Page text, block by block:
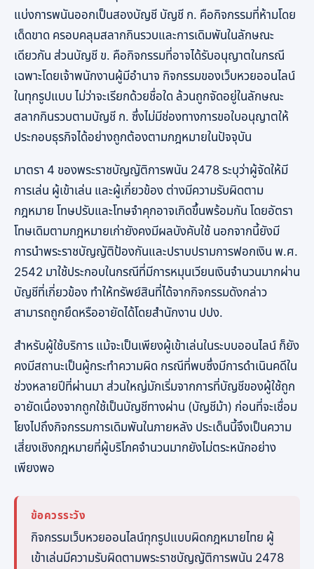
แบ่งการพนันออกเป็นสองบัญชี บัญชี ก. คือกิจกรรมที่ห้ามโดย
เด็ดขาด ครอบคลุมสลากกินรวบและการเดิมพันในลักษณะ
เดียวกัน ส่วนบัญชี ข. คือกิจกรรมที่อาจได้รับอนุญาตในกรณี
เฉพาะโดยเจ้าพนักงานผู้มีอำนาจ กิจกรรมของเว็บหวยออนไลน์
ในทุกรูปแบบ ไม่ว่าจะเรียกด้วยชื่อใด ล้วนถูกจัดอยู่ในลักษณะ
สลากกินรวบตามบัญชี ก. ซึ่งไม่มีช่องทางการขอใบอนุญาตให้
ประกอบธุรกิจได้อย่างถูกต้องตามกฎหมายในปัจจุบัน
มาตรา 4 ของพระราชบัญญัติการพนัน 2478 ระบุว่าผู้จัดให้มี
การเล่น ผู้เข้าเล่น และผู้เกี่ยวข้อง ต่างมีความรับผิดตาม
กฎหมาย โทษปรับและโทษจำคุกอาจเกิดขึ้นพร้อมกัน โดยอัตรา
โทษเดิมตามกฎหมายเก่ายังคงมีผลบังคับใช้ นอกจากนี้ยังมี
การนำพระราชบัญญัติป้องกันและปราบปรามการฟอกเงิน พ.ศ.
2542 มาใช้ประกอบในกรณีที่มีการหมุนเวียนเงินจำนวนมากผ่าน
บัญชีที่เกี่ยวข้อง ทำให้ทรัพย์สินที่ได้จากกิจกรรมดังกล่าว
สามารถถูกยึดหรืออายัดได้โดยสำนักงาน ปปง.
สำหรับผู้ใช้บริการ แม้จะเป็นเพียงผู้เข้าเล่นในระบบออนไลน์ ก็ยัง
คงมีสถานะเป็นผู้กระทำความผิด กรณีที่พบซึ่งมีการดำเนินคดีใน
ช่วงหลายปีที่ผ่านมา ส่วนใหญ่มักเริ่มจากการที่บัญชีของผู้ใช้ถูก
อายัดเนื่องจากถูกใช้เป็นบัญชีทางผ่าน (บัญชีม้า) ก่อนที่จะเชื่อม
โยงไปถึงกิจกรรมการเดิมพันในภายหลัง ประเด็นนี้จึงเป็นความ
เสี่ยงเชิงกฎหมายที่ผู้บริโภคจำนวนมากยังไม่ตระหนักอย่าง
เพียงพอ
ข้อควรระวัง
กิจกรรมเว็บหวยออนไลน์ทุกรูปแบบผิดกฎหมายไทย ผู้
เข้าเล่นมีความรับผิดตามพระราชบัญญัติการพนัน 2478